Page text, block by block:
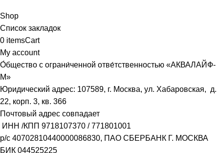
Shop
Список закладок
0 itemsCart
My account
О́бщество с ограни́ченной отве́тственностью «АКВАЛАЙФ-
М»
Юридический адрес: 107589, г. Москва, ул. Хабаровская, д.
22, корп. 3, кв. 366
Почтовый адрес совпадает
ИНН /КПП 9718107370 / 771801001
р/с 40702810440000086830, ПАО СБЕРБАНК Г. МОСКВА
БИК 044525225